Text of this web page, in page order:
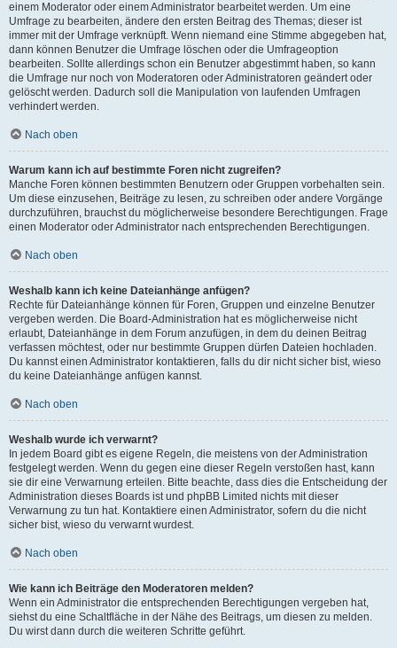
einem Moderator oder einem Administrator bearbeitet werden. Um eine
Umfrage zu bearbeiten, ändere den ersten Beitrag des Themas; dieser ist
immer mit der Umfrage verknüpft. Wenn niemand eine Stimme abgegeben hat,
dann können Benutzer die Umfrage löschen oder die Umfrageoption
bearbeiten. Sollte allerdings schon ein Benutzer abgestimmt haben, so kann
die Umfrage nur noch von Moderatoren oder Administratoren geändert oder
gelöscht werden. Dadurch soll die Manipulation von laufenden Umfragen
verhindert werden.
Nach oben
Warum kann ich auf bestimmte Foren nicht zugreifen?
Manche Foren können bestimmten Benutzern oder Gruppen vorbehalten sein.
Um diese einzusehen, Beiträge zu lesen, zu schreiben oder andere Vorgänge
durchzuführen, brauchst du möglicherweise besondere Berechtigungen. Frage
einen Moderator oder Administrator nach entsprechenden Berechtigungen.
Nach oben
Weshalb kann ich keine Dateianhänge anfügen?
Rechte für Dateianhänge können für Foren, Gruppen und einzelne Benutzer
vergeben werden. Die Board-Administration hat es möglicherweise nicht
erlaubt, Dateianhänge in dem Forum anzufügen, in dem du deinen Beitrag
verfassen möchtest, oder nur bestimmte Gruppen dürfen Dateien hochladen.
Du kannst einen Administrator kontaktieren, falls du dir nicht sicher bist, wieso
du keine Dateianhänge anfügen kannst.
Nach oben
Weshalb wurde ich verwarnt?
In jedem Board gibt es eigene Regeln, die meistens von der Administration
festgelegt werden. Wenn du gegen eine dieser Regeln verstoßen hast, kann
sie dir eine Verwarnung erteilen. Bitte beachte, dass dies die Entscheidung der
Administration dieses Boards ist und phpBB Limited nichts mit dieser
Verwarnung zu tun hat. Kontaktiere einen Administrator, sofern du die nicht
sicher bist, wieso du verwarnt wurdest.
Nach oben
Wie kann ich Beiträge den Moderatoren melden?
Wenn ein Administrator die entsprechenden Berechtigungen vergeben hat,
siehst du eine Schaltfläche in der Nähe des Beitrags, um diesen zu melden.
Du wirst dann durch die weiteren Schritte geführt.